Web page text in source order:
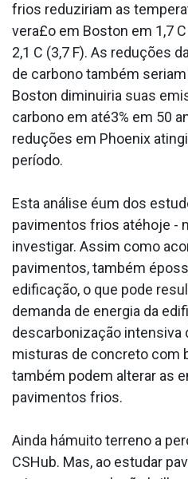
frios reduziriam as
vera£o em Boston em 1,7
2,1 C (3,7 F). As reduções
de carbono também
Boston diminuiria suas
carbono em até3% em 50
reduções em Phoenix
período.
Esta análise éum dos
pavimentos frios atéhoje -
investigar. Assim como
pavimentos, também
edificação, o que pode
demanda de energia da
descarbonização intensiva
misturas de concreto com
também podem alterar as
pavimentos frios.
Ainda hámuito terreno a
CSHub. Mas, ao estudar